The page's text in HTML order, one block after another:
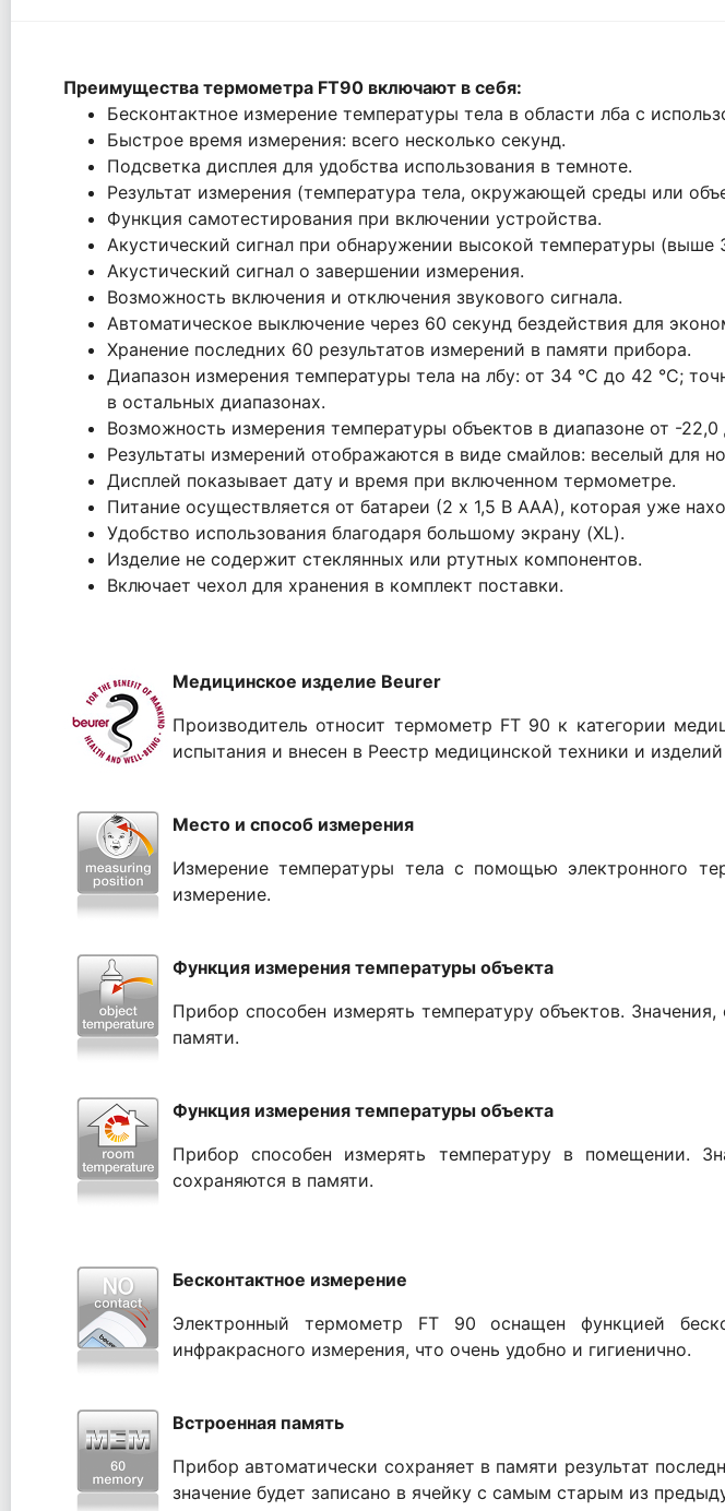
Преимущества термометра FT90 включают в себя:
Бесконтактное измерение температуры тела в области лба с
Быстрое время измерения: всего несколько секунд.
Подсветка дисплея для удобства использования в темноте.
Результат измерения (температура тела, окружающей среды или
Функция самотестирования при включении устройства.
Акустический сигнал при обнаружении высокой температуры (выше
Акустический сигнал о завершении измерения.
Возможность включения и отключения звукового сигнала.
Автоматическое выключение через 60 секунд бездействия для
Хранение последних 60 результатов измерений в памяти прибора.
Диапазон измерения температуры тела на лбу: от 34 °C до 42 °C;
в остальных диапазонах.
Возможность измерения температуры объектов в диапазоне от -22,0
Результаты измерений отображаются в виде смайлов: веселый для
Дисплей показывает дату и время при включенном термометре.
Питание осуществляется от батареи (2 x 1,5 В ААА), которая уже
Удобство использования благодаря большому экрану (XL).
Изделие не содержит стеклянных или ртутных компонентов.
Включает чехол для хранения в комплект поставки.
Медицинское изделие Beurer
Производитель относит термометр FT 90 к категории
испытания и внесен в Реестр медицинской техники и
Место и способ измерения
Измерение температуры тела с помощью электронного
измерение.
Функция измерения температуры объекта
Прибор способен измерять температуру объектов.
памяти.
Функция измерения температуры объекта
Прибор способен измерять температуру в помещении.
сохраняются в памяти.
Бесконтактное измерение
Электронный термометр FT 90 оснащен функцией
инфракрасного измерения, что очень удобно и гигиенично.
Встроенная память
Прибор автоматически сохраняет в памяти результат
значение будет записано в ячейку с самым старым из